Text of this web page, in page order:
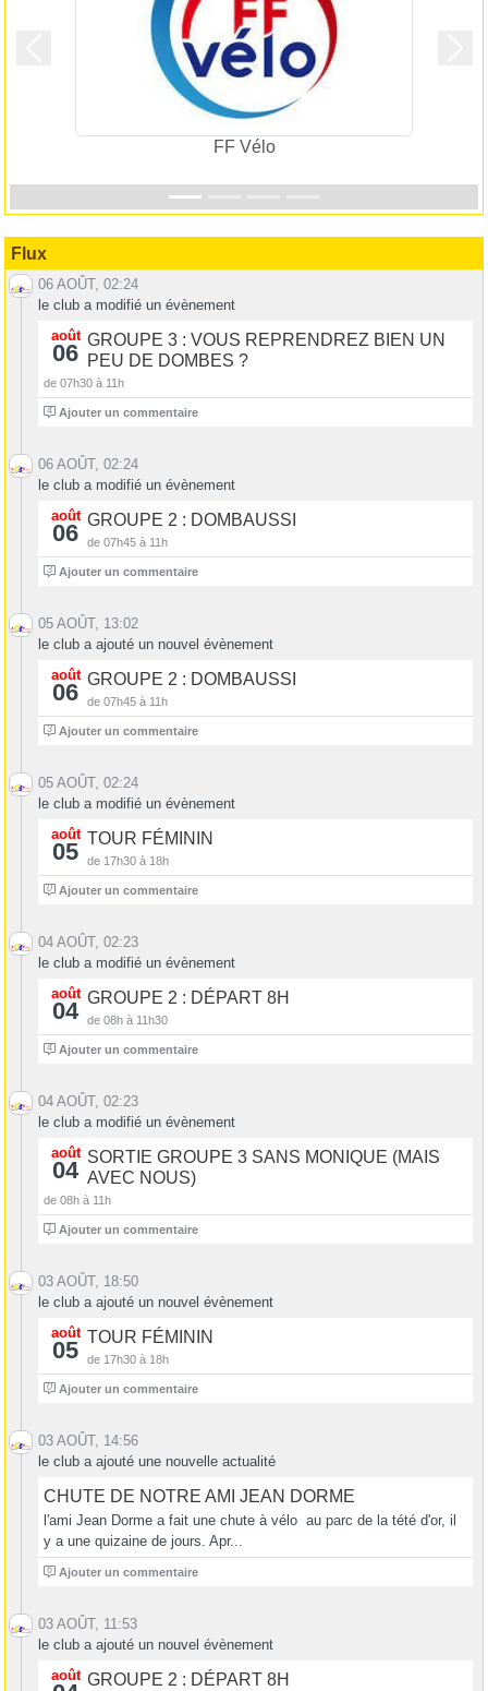
Flux
06 AOÛT, 02:24
le club a modifié un évènement
août
06 GROUPE 3 : VOUS REPRENDREZ BIEN UN
PEU DE DOMBES ?
de 07h30 à 11h
4 Ajouter un commentaire
06 AOÛT, 02:24
le club a modifié un évènement
août
06 GROUPE 2 : DOMBAUSSI
de 07h45 à 11h
3 Ajouter un commentaire
05 AOÛT, 13:02
le club a ajouté un nouvel évènement
août
06 GROUPE 2 : DOMBAUSSI
de 07h45 à 11h
3 Ajouter un commentaire
05 AOÛT, 02:24
le club a modifié un évènement
août
05 TOUR FÉMININ
de 17h30 à 18h
0 Ajouter un commentaire
04 AOÛT, 02:23
le club a modifié un évènement
août
04 GROUPE 2 : DÉPART 8H
de 08h à 11h30
4 Ajouter un commentaire
04 AOÛT, 02:23
le club a modifié un évènement
août
04 SORTIE GROUPE 3 SANS MONIQUE (MAIS
AVEC NOUS)
de 08h à 11h
1 Ajouter un commentaire
03 AOÛT, 18:50
le club a ajouté un nouvel évènement
août
05 TOUR FÉMININ
de 17h30 à 18h
0 Ajouter un commentaire
03 AOÛT, 14:56
le club a ajouté une nouvelle actualité
CHUTE DE NOTRE AMI JEAN DORME
l'ami Jean Dorme a fait une chute à vélo au parc de la tété d'or, il
y a une quizaine de jours. Apr...
6 Ajouter un commentaire
03 AOÛT, 11:53
le club a ajouté un nouvel évènement
août GROUPE 2 : DÉPART 8H